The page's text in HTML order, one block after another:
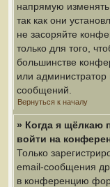
напрямую
так как они
не засоряйте
только для того,
большинстве
или администратор
сообщений.
Вернуться к началу
» Когда я щёлкаю
войти на
Только
email-сообщения
в конференцию